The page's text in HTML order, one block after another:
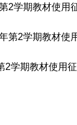
2学期教材使用
第2学期教材使
学期教材使用